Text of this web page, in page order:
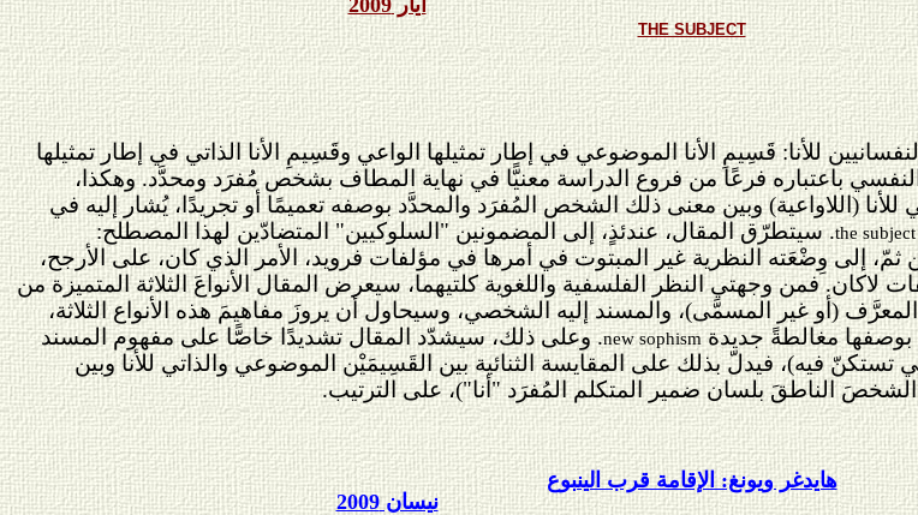
THE SUBJECT
للأنا: قَسِيمِ الأنا الموضوعي في إطار تمثيلها الواعي وقَسِيمِ الأنا الذاتي في إطار تمثيلها
النفسي باعتباره فرعًا من فروع الدراسة معنيًّا في نهاية المطاف بشخص مُفرَد ومحدَّد. وهكذا،
(اللاواعية) وبين معنى ذلك الشخص المُفرَد والمحدَّد بوصفه تعميمًا أو تجريدًا، يُشار إليه في
the subject. سيتطرّق المقال، عندئذٍ، إلى المضمونين "السلوكيين" المتضادّين لهذا المصطلح:
إلى وِضْعَته النظرية غير المبتوت في أمرها في مؤلفات فرويد، الأمر الذي كان، على الأرجح،
فمن وجهتي النظر الفلسفية واللغوية كلتيهما، سيعرض المقال الأنواعَ الثلاثة المتميزة من
(أو غير المسمَّى)، والمسند إليه الشخصي، وسيحاول أن يروزَ مفاهيمَ هذه الأنواع الثلاثة،
بوصفها مغالطةً جديدةnew sophism. وعلى ذلك، سيشدّد المقال تشديدًا خاصًّا على مفهوم المسند
فيه)، فيدلّ بذلك على المقايسة الثنائية بين القَسِيمَيْن الموضوعي والذاتي للأنا وبين
الشخصَ الناطقَ بلسان ضمير المتكلم المُفرَد "أنا")، على الترتيب.
نيسان 2009
هايدغر ويونغ: الإقامة قرب الينبوع